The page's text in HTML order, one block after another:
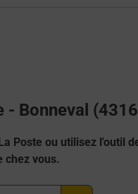
- Bonneval
Poste ou utilisez l'outil
chez vous.